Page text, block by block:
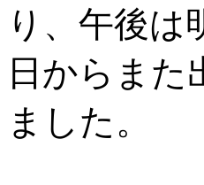
り、午後は
日からまた
ました。